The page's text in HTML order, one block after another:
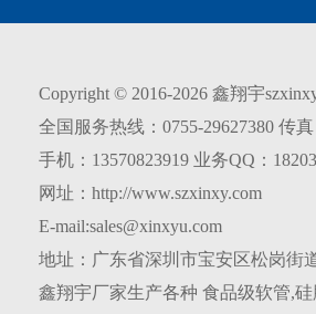
Copyright © 2016-2026 鑫翔宇
全国服务热线：0755-29627380 传
手机：13570823919 业务QQ：
网址：http://www.szxinxy.com
E-mail:sales@xinxyu.com
地址：广东省深圳市宝安区松岗街
鑫翔宇厂家生产各种 食品级软管,